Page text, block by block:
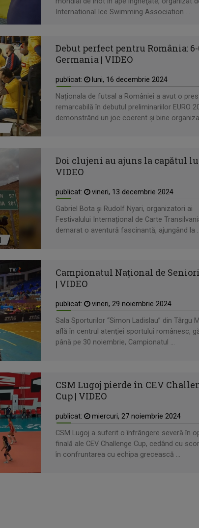
International Ice Swimming Association ...
Debut perfect pentru România:
Germania | VIDEO
publicat:
luni, 16 decembrie 2024
Naționala de futsal a României a avut o
remarcabilă în debutul preliminariilor EURO
demonstrând un joc coerent și bine
Doi clujeni au ajuns la capătul
VIDEO
publicat:
vineri, 13 decembrie 2024
Gabriel Bota și Rudolf Nyari, organizatori ai
Festivalului Internațional de Carte
demarat o aventură fascinantă, ajungând la
Campionatul Naţional de
| VIDEO
publicat:
vineri, 29 noiembrie 2024
Sala Sporturilor “Simon Ladislau” din Târgu
află în centrul atenţiei sportului românesc,
până pe 30 noiembrie, Campionatul ...
CSM Lugoj pierde în CEV
Cup | VIDEO
publicat:
miercuri, 27 noiembrie 2024
CSM Lugoj a suferit o înfrângere severă în
finală ale CEV Challenge Cup, cedând cu
în confruntarea cu echipa grecească ...